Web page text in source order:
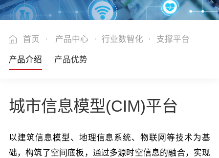
首页 · 产品中心 · 行业数智化 · 支撑平台
产品介绍 产品优势
城市信息模型(CIM)平台
以建筑信息模型、地理信息系统、物联网等技术为基
础，构筑了空间底板，通过多源时空信息的融合，实现